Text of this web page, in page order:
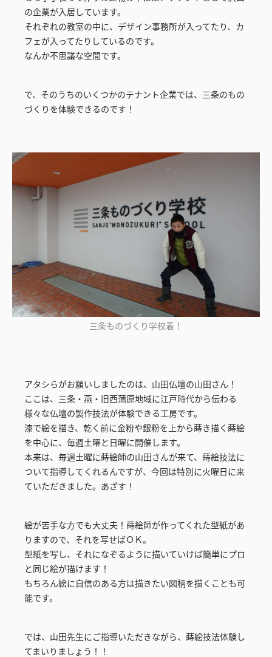
の企業が入居しています。
それぞれの教室の中に、デザイン事務所が入ってたり、カ
フェが入ってたりしているのです。
なんか不思議な空間です。
で、そのうちのいくつかのテナント企業では、三条のもの
づくりを体験できるのです！
三条ものづくり学校着！
アタシらがお願いしましたのは、山田仏壇の山田さん！
ここは、三条・燕・旧西蒲原地域に江戸時代から伝わる
様々な仏壇の製作技法が体験できる工房です。
漆で絵を描き、乾く前に金粉や銀粉を上から蒔き描く蒔絵
を中心に、毎週土曜と日曜に開催します。
本来は、毎週土曜に蒔絵師の山田さんが来て、蒔絵技法に
ついて指導してくれるんですが、今回は特別に火曜日に来
ていただきました。あざす！
絵が苦手な方でも大丈夫！蒔絵師が作ってくれた型紙があ
りますので、それを写せばＯＫ。
型紙を写し、それになぞるように描いていけば簡単にプロ
と同じ絵が描けます！
もちろん絵に自信のある方は描きたい図柄を描くことも可
能です。
では、山田先生にご指導いただきながら、蒔絵技法体験し
てまいりましょう！！